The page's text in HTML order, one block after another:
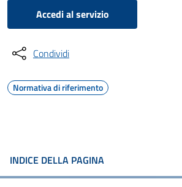
Accedi al servizio
Condividi
Normativa di riferimento
INDICE DELLA PAGINA